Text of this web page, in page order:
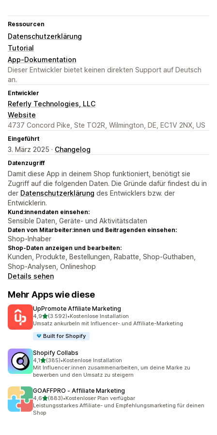
Ressourcen
Datenschutzerklärung
Tutorial
App-Dokumentation
Dieser Entwickler bietet keinen direkten Support auf Deutsch
an.
Entwickler
Referly Technologies, LLC
Website
4737 Concord Pike, Ste TO2R, Wilmington, DE, EC1V 2NX, US
Eingeführt
3. März 2025 · Changelog
Datenzugriff
Damit diese App in deinem Shop funktioniert, benötigt sie
Zugriff auf die folgenden Daten. Die Gründe dafür findest du in
der Datenschutzerklärung des Entwicklers bzw. der
Entwicklerin.
Kund:innendaten einsehen:
Sensible Daten, Geräte- und Aktivitätsdaten
Daten von Mitarbeiter:innen und Beitragenden einsehen:
Shop-Inhaber
Shop-Daten anzeigen und bearbeiten:
Kunden, Produkte, Bestellungen, Rabatte, Shop-Guthaben,
Shop-Analysen, Onlineshop
Details sehen
Mehr Apps wie diese
UpPromote Affiliate Marketing
4,9von 5 Sternen
(3.592)
3592 Rezensionen insgesamt
•Kostenlose Installation
Umsatz ankurbeln mit Influencer- und Affiliate-Marketing
Built for Shopify
Shopify Collabs
4,1von 5 Sternen
(385)
385 Rezensionen insgesamt
•Kostenlose Installation
Mit Influencer:innen zusammenarbeiten, um deine Marke zu
bewerben und den Umsatz zu steigern
GOAFFPRO ‑ Affiliate Marketing
4,6von 5 Sternen
(883)
883 Rezensionen insgesamt
•Kostenloser Plan verfügbar
Leistungsstarkes Affiliate- und Empfehlungsmarketing für deinen
Shop